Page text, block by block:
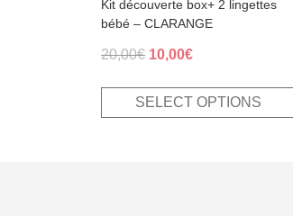
Kit découverte box+ 2 lingettes
bébé – CLARANGE
20,00€ Original
was:
20,00€.
10,00€Current
is:
10,00€.
SELECT OPTIONS